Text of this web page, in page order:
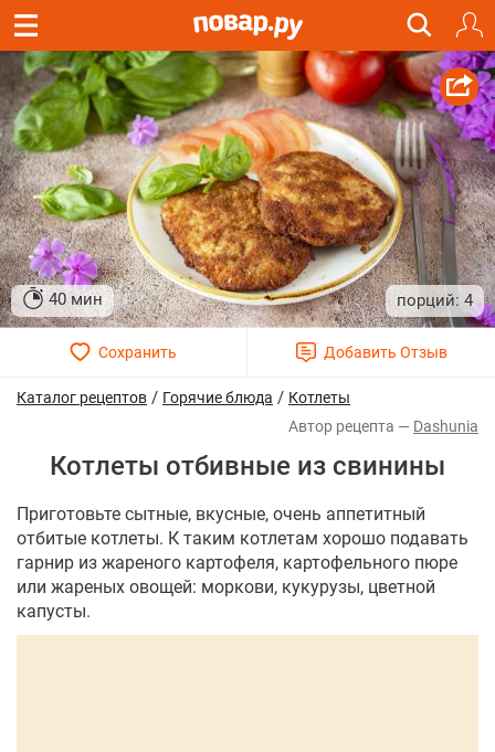
40 мин 4
Каталог рецептов / Горячие блюда / Котлеты
Dashunia
Котлеты отбивные из свинины
Приготовьте сытные, вкусные, очень аппетитный
отбитые котлеты. К таким котлетам хорошо подавать
гарнир из жареного картофеля, картофельного пюре
или жареных овощей: моркови, кукурузы, цветной
капусты.